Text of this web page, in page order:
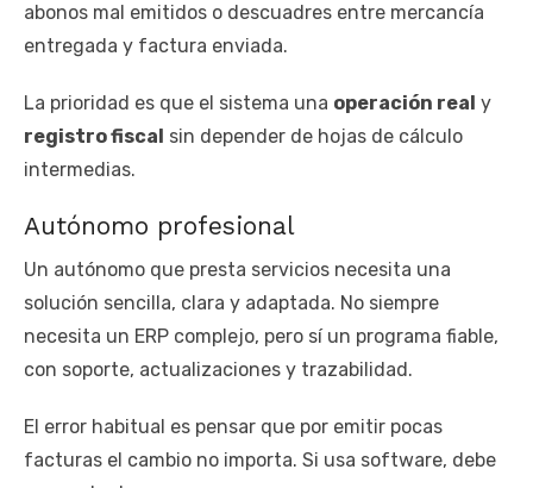
abonos mal emitidos o descuadres entre mercancía
entregada y factura enviada.
La prioridad es que el sistema una operación real y
registro fiscal sin depender de hojas de cálculo
intermedias.
Autónomo profesional
Un autónomo que presta servicios necesita una
solución sencilla, clara y adaptada. No siempre
necesita un ERP complejo, pero sí un programa fiable,
con soporte, actualizaciones y trazabilidad.
El error habitual es pensar que por emitir pocas
facturas el cambio no importa. Si usa software, debe